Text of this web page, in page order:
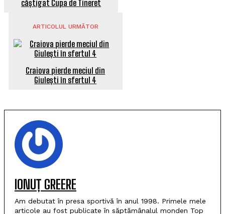
câștigat Cupa de Tineret
ARTICOLUL URMĂTOR
Craiova pierde meciul din
Giulești în sfertul 4
IONUȚ GREERE
Am debutat în presa sportivă în anul 1998. Primele mele
articole au fost publicate în săptămânalul monden Top